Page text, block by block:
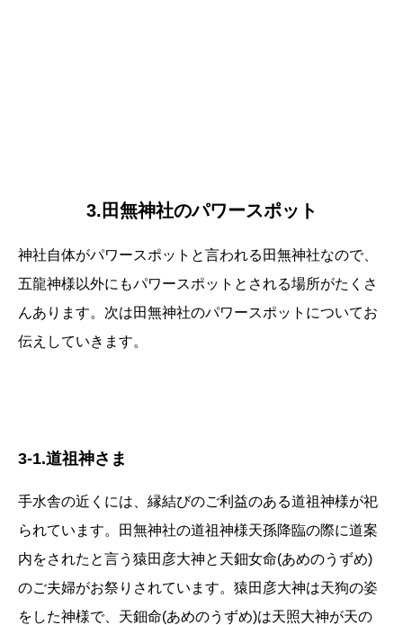
3.田無神社のパワースポット
神社自体がパワースポットと言われる田無神社なので、
五龍神様以外にもパワースポットとされる場所がたくさ
んあります。次は田無神社のパワースポットについてお
伝えしていきます。
3-1.道祖神さま
手水舎の近くには、縁結びのご利益のある道祖神様が祀
られています。田無神社の道祖神様天孫降臨の際に道案
内をされたと言う猿田彦大神と天鈿女命(あめのうずめ)
のご夫婦がお祭りされています。猿田彦大神は天狗の姿
をした神様で、天鈿命(あめのうずめ)は天照大神が天の